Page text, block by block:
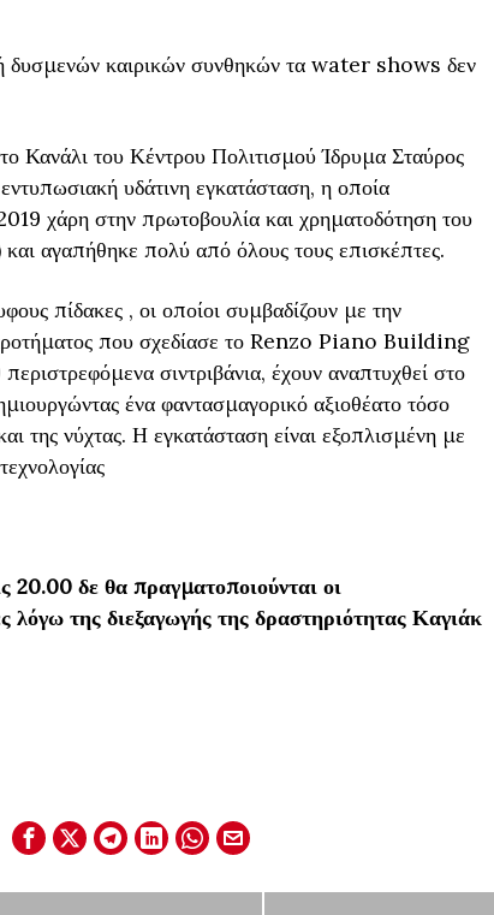
δυσμενών καιρικών συνθηκών τα water shows δεν
Κανάλι του Κέντρου Πολιτισμού Ίδρυμα Σταύρος
υδάτινη εγκατάσταση, η οποία
χάρη στην πρωτοβουλία και χρηματοδότηση του
αγαπήθηκε πολύ από όλους τους επισκέπτες.
πίδακες , οι οποίοι συμβαδίζουν με την
που σχεδίασε το Renzo Piano Building
σιντριβάνια, έχουν αναπτυχθεί στο
ένα φαντασμαγορικό αξιοθέατο τόσο
της νύχτας. Η εγκατάσταση είναι εξοπλισμένη με
20.00 δε θα πραγματοποιούνται οι
λόγω της διεξαγωγής της δραστηριότητας Καγιάκ